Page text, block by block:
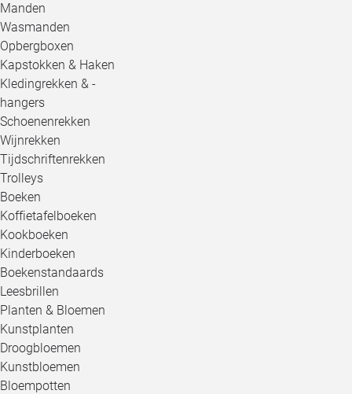
Manden
Wasmanden
Opbergboxen
Kapstokken & Haken
Kledingrekken & -
hangers
Schoenenrekken
Wijnrekken
Tijdschriftenrekken
Trolleys
Boeken
Koffietafelboeken
Kookboeken
Kinderboeken
Boekenstandaards
Leesbrillen
Planten & Bloemen
Kunstplanten
Droogbloemen
Kunstbloemen
Bloempotten